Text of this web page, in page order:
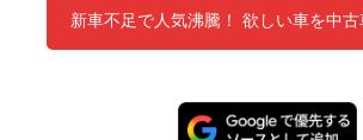
新車不足で人気沸騰！ 欲しい車を中